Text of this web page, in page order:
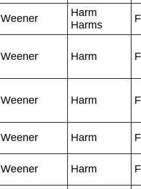
Weener
Harm
Harms
Weener Harm
Weener Harm
Weener Harm
Weener Harm